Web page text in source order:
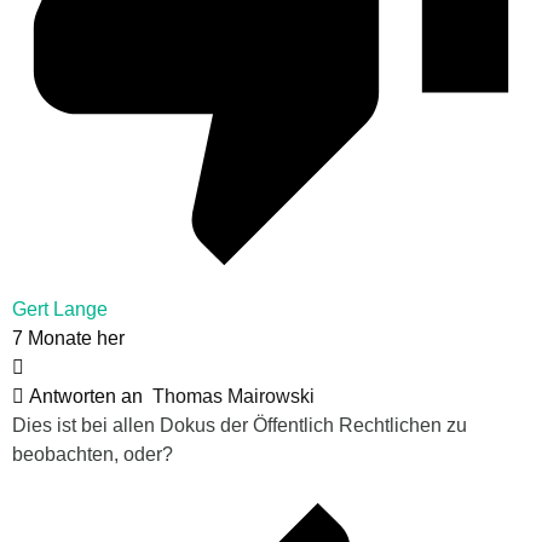
Gert Lange
7 Monate her
Antworten an Thomas Mairowski
Dies ist bei allen Dokus der Öffentlich Rechtlichen zu
beobachten, oder?